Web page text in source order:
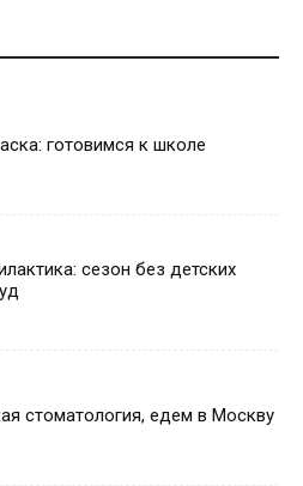
готовимся к школе
сезон без детских
стоматология, едем в Москву